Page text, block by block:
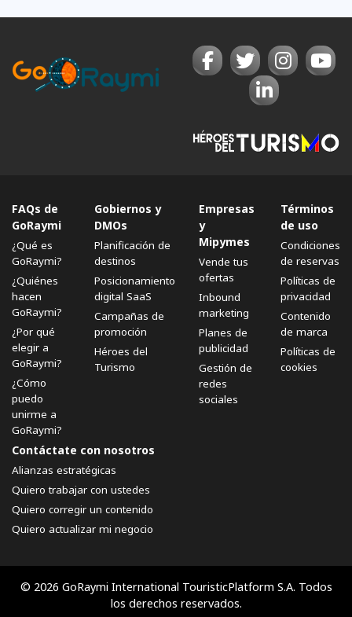
FAQs de
GoRaymi
¿Qué es
GoRaymi?
¿Quiénes
hacen
GoRaymi?
¿Por qué
elegir a
GoRaymi?
¿Cómo
puedo
unirme a
GoRaymi?
Gobiernos y
DMOs
Planificación de
destinos
Posicionamiento
digital SaaS
Campañas de
promoción
Héroes del
Turismo
Empresas
y
Mipymes
Vende tus
ofertas
Inbound
marketing
Planes de
publicidad
Gestión de
redes
sociales
Términos
de uso
Condiciones
de reservas
Políticas de
privacidad
Contenido
de marca
Políticas de
cookies
Contáctate con nosotros
Alianzas estratégicas
Quiero trabajar con ustedes
Quiero corregir un contenido
Quiero actualizar mi negocio
© 2026 GoRaymi International TouristicPlatform S.A. Todos
los derechos reservados.